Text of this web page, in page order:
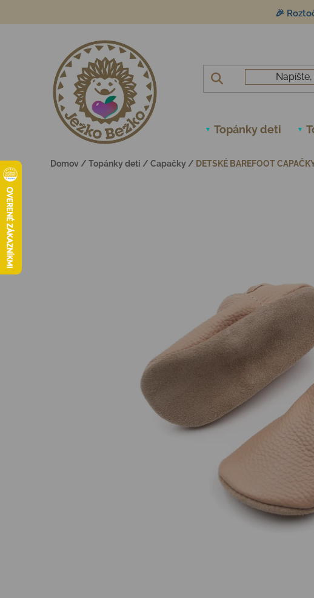
🎉
Topánky deti
Domov / Topánky deti / Capačky / DETSKÉ BAREFOOT